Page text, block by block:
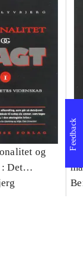
og
: Det
Feedback